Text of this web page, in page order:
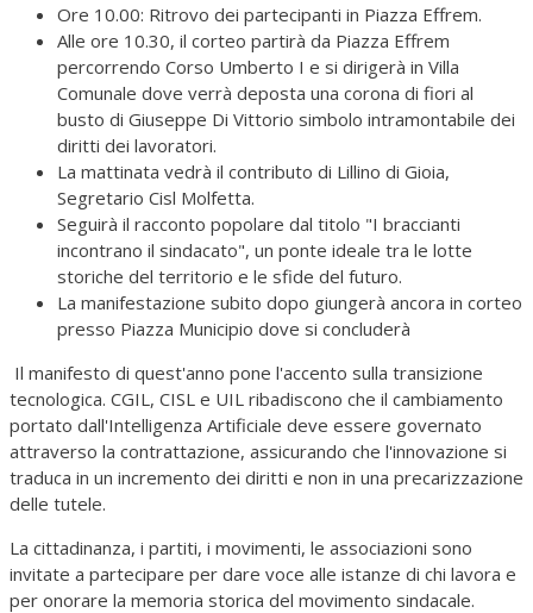
Ore 10.00: Ritrovo dei partecipanti in Piazza Effrem.
Alle ore 10.30, il corteo partirà da Piazza Effrem
percorrendo Corso Umberto I e si dirigerà in Villa
Comunale dove verrà deposta una corona di fiori al
busto di Giuseppe Di Vittorio simbolo intramontabile dei
diritti dei lavoratori.
La mattinata vedrà il contributo di Lillino di Gioia,
Segretario Cisl Molfetta.
Seguirà il racconto popolare dal titolo "I braccianti
incontrano il sindacato", un ponte ideale tra le lotte
storiche del territorio e le sfide del futuro.
La manifestazione subito dopo giungerà ancora in corteo
presso Piazza Municipio dove si concluderà
Il manifesto di quest'anno pone l'accento sulla transizione
tecnologica. CGIL, CISL e UIL ribadiscono che il cambiamento
portato dall'Intelligenza Artificiale deve essere governato
attraverso la contrattazione, assicurando che l'innovazione si
traduca in un incremento dei diritti e non in una precarizzazione
delle tutele.
La cittadinanza, i partiti, i movimenti, le associazioni sono
invitate a partecipare per dare voce alle istanze di chi lavora e
per onorare la memoria storica del movimento sindacale.